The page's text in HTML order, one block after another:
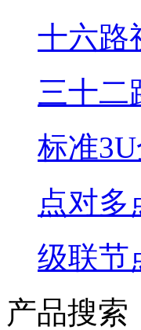
十六路
三十二
标准
点对多
级联节
产品搜索